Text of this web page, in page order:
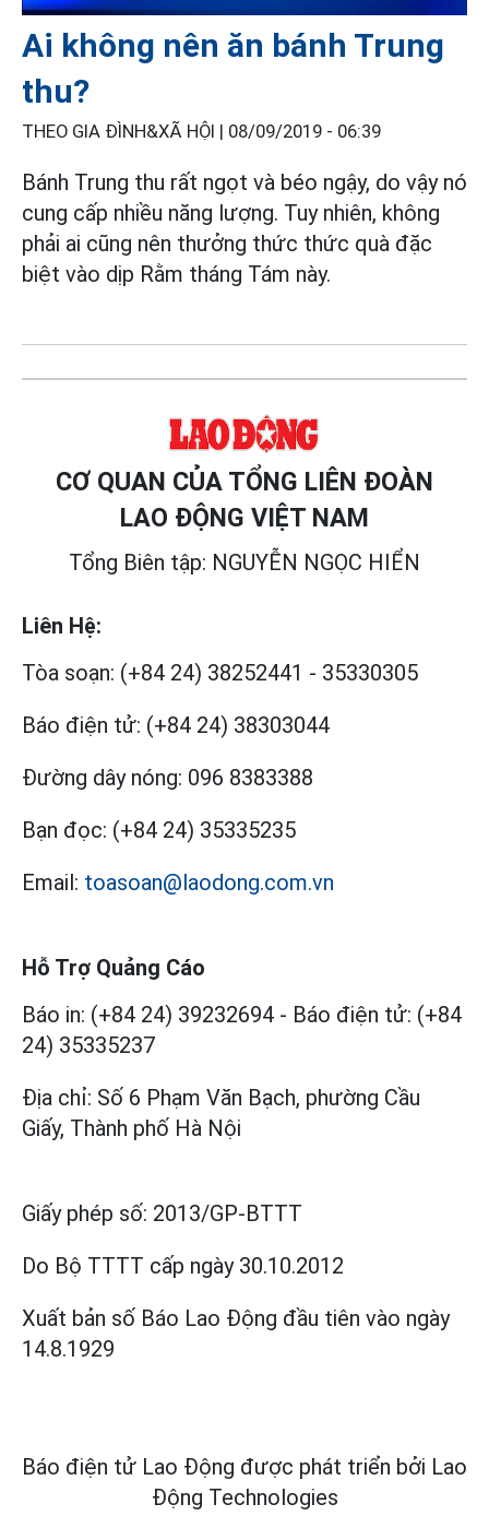
Ai không nên ăn bánh Trung
thu?
THEO GIA ĐÌNH&XÃ HỘI | 08/09/2019 - 06:39
Bánh Trung thu rất ngọt và béo ngậy, do vậy nó
cung cấp nhiều năng lượng. Tuy nhiên, không
phải ai cũng nên thưởng thức thức quà đặc
biệt vào dịp Rằm tháng Tám này.
CƠ QUAN CỦA TỔNG LIÊN ĐOÀN
LAO ĐỘNG VIỆT NAM
Tổng Biên tập: NGUYỄN NGỌC HIỂN
Liên Hệ:
Tòa soạn: (+84 24) 38252441 - 35330305
Báo điện tử: (+84 24) 38303044
Đường dây nóng: 096 8383388
Bạn đọc: (+84 24) 35335235
Email: toasoan@laodong.com.vn
Hỗ Trợ Quảng Cáo
Báo in: (+84 24) 39232694 - Báo điện tử: (+84
24) 35335237
Địa chỉ: Số 6 Phạm Văn Bạch, phường Cầu
Giấy, Thành phố Hà Nội
Giấy phép số: 2013/GP-BTTT
Do Bộ TTTT cấp ngày 30.10.2012
Xuất bản số Báo Lao Động đầu tiên vào ngày
14.8.1929
Báo điện tử Lao Động được phát triển bởi Lao
Động Technologies